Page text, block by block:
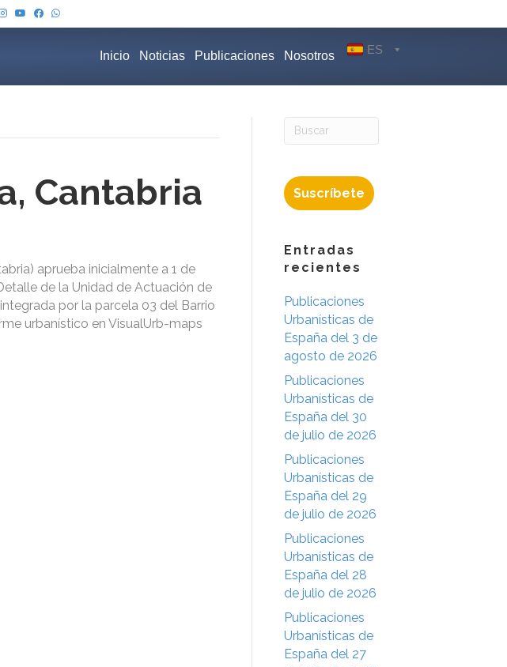
Inicio Noticias Publicaciones Nosotros ES
Cantabria
aprueba inicialmente a 1 de
de la Unidad de Actuación de
por la parcela 03 del Barrio
urbanístico en VisualUrb-maps
Suscríbete
Entradas
recientes
Publicaciones
Urbanísticas de
España del 3 de
agosto de 2026
Publicaciones
Urbanísticas de
España del 30
de julio de 2026
Publicaciones
Urbanísticas de
España del 29
de julio de 2026
Publicaciones
Urbanísticas de
España del 28
de julio de 2026
Publicaciones
Urbanísticas de
España del 27